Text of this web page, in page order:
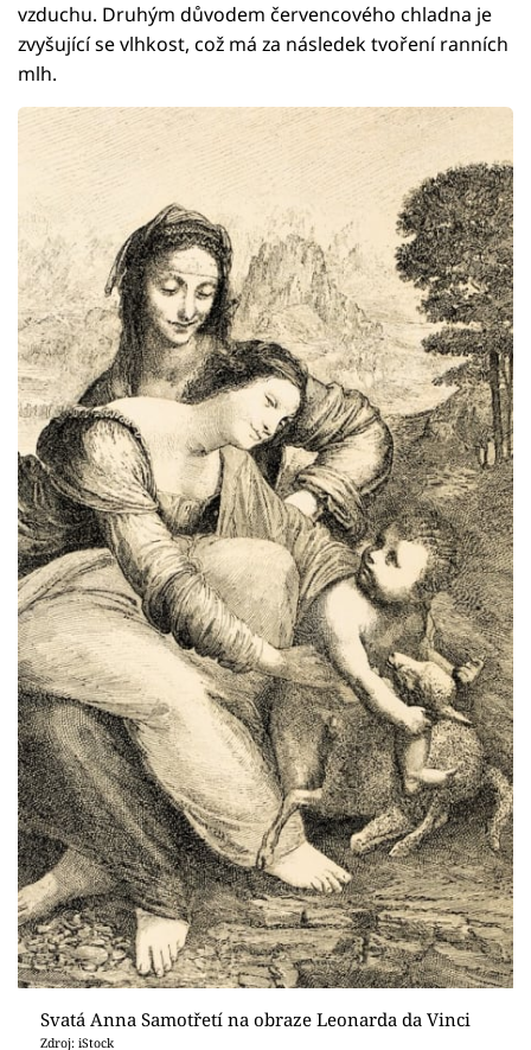
vzduchu. Druhým důvodem červencového chladna je
zvyšující se vlhkost, což má za následek tvoření ranních
mlh.
Svatá Anna Samotřetí na obraze Leonarda da Vinci
Zdroj: iStock